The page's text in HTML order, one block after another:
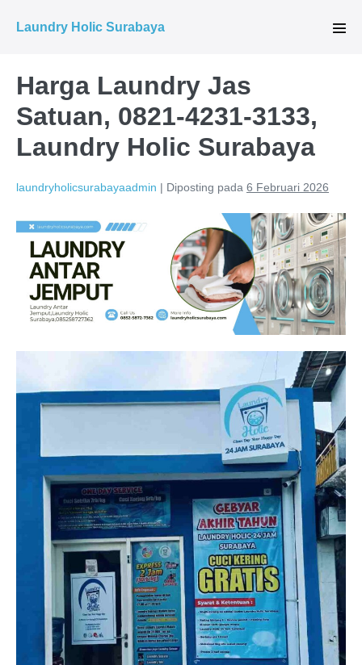
Laundry Holic Surabaya
Harga Laundry Jas
Satuan, 0821-4231-3133,
Laundry Holic Surabaya
laundryholicsurabayaadmin | Diposting pada 6 Februari 2026